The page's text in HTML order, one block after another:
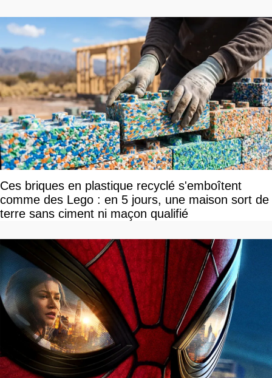
Ces briques en plastique recyclé s'emboîtent
comme des Lego : en 5 jours, une maison sort de
terre sans ciment ni maçon qualifié